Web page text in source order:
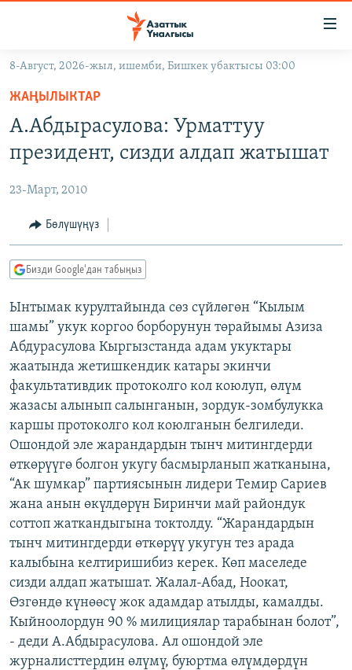
Навигацияга
өтүңүз
Издөөгө
салыңыз
КЫРГЫЗСТАН
КЫРГЫЗСТАН
ЭКОНОМИКА
МАДАНИЯТ
ДҮЙНӨ
БОРБОР АЗИЯ
УКРАИНА
АТАЙЫН ИЛИКТӨӨ
ТВ ПРОГРАММАЛАР
ЭКСПЕРТТЕР ТАЛДАЙТ
БИЗ ЖАНА ДҮЙНӨ
ДАНИСТЕ
ЭЖЕ-СИҢДИЛЕР
АЗАТТЫК+
ЫҢГАЙСЫЗ СУРООЛОР
ӨЗГӨЧӨ ПИКИР
Русский
ОНЛАЙН ШЕРИНЕ
ЭЕ/АРнун бардык сайттары
8-Август, 2026-жыл, ишемби, Бишкек убактысы 03:00
ЖАҢЫЛЫКТАР
А.Абдырасулова: Урматтуу
президент, сизди алдап жатышат
23-Март, 2010
Бөлүшүңүз
Бизди Google'дан табыңыз
Ынтымак курултайында сөз сүйлөгөн “Кылым
шамы” укук коргоо борборунун төрайымы Азиза
Абдурасулова Кыргызстанда адам укуктары
жаатында жетишкендик катары экинчи
факультативдик протоколго кол коюлуп, өлүм
жазасы алынып салынганын, зордук-зомбулукка
каршы протоколго кол коюлганын белгиледи.
Ошондой эле жарандардын тынч митингдерди
өткөрүүгө болгон укугу басмырланып жатканына,
“Ак шумкар” партиясынын лидери Темир Сариев
жана анын өкүлдөрүн Биринчи май райондук
соттоп жаткандыгына токтолду. “Жарандардын
тынч митингдерди өткөрүү укугун тез арада
калыбына келтиришибиз керек. Көп маселеде
сизди алдап жатышат. Жалал-Абад, Ноокат,
Өзгөндө күнөөсү жок адамдар атылды, камалды.
Кыйноолордун 90 % милициялар тарабынан болот”,
- деди А.Абдырасулова. Ал ошондой эле
журналисттердин өлүмү, буюртма өлүмдөрдүн